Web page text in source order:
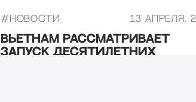
#Новости 13 апреля,
Вьетнам рассматривает
запуск десятилетних